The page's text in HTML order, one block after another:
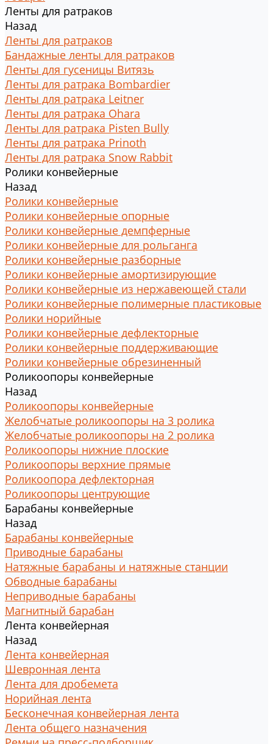
Ленты для ратраков
Назад
Ленты для ратраков
Бандажные ленты для ратраков
Ленты для гусеницы Витязь
Ленты для ратрака Bombardier
Ленты для ратрака Leitner
Ленты для ратрака Ohara
Ленты для ратрака Pisten Bully
Ленты для ратрака Prinoth
Ленты для ратрака Snow Rabbit
Ролики конвейерные
Назад
Ролики конвейерные
Ролики конвейерные опорные
Ролики конвейерные демпферные
Ролики конвейерные для рольганга
Ролики конвейерные разборные
Ролики конвейерные амортизирующие
Ролики конвейерные из нержавеющей стали
Ролики конвейерные полимерные пластиковые
Ролики норийные
Ролики конвейерные дефлекторные
Ролики конвейерные поддерживающие
Ролики конвейерные обрезиненный
Роликоопоры конвейерные
Назад
Роликоопоры конвейерные
Желобчатые роликоопоры на 3 ролика
Желобчатые роликоопоры на 2 ролика
Роликоопоры нижние плоские
Роликоопоры верхние прямые
Роликоопора дефлекторная
Роликоопоры центрующие
Барабаны конвейерные
Назад
Барабаны конвейерные
Приводные барабаны
Натяжные барабаны и натяжные станции
Обводные барабаны
Неприводные барабаны
Магнитный барабан
Лента конвейерная
Назад
Лента конвейерная
Шевронная лента
Лента для дробемета
Норийная лента
Бесконечная конвейерная лента
Лента общего назначения